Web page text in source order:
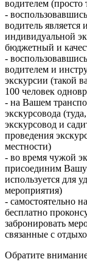
водителем (просто
-
водитель
индивидуальной
бюджетный и
-
водителем и
экскурсии (такой
100 человек
- на Вашем
экскурсовода
экскурсовод и
проведения
местности)
- во время чужой
присоединим Вашу
используется для
мероприятия)
- самостоятельно
бесплатно
забронировать
связанные с
Обратите